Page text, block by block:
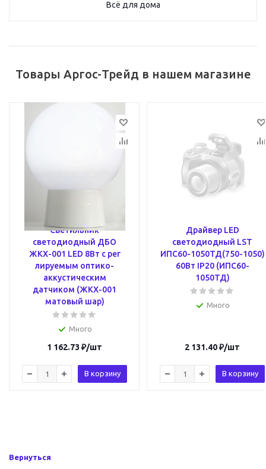
Всё для дома
Товары Аргос-Трейд в нашем магазине
Светильник
светодиодный ДБО
ЖКХ-001 LED 8Вт с рег
лируемым оптико-
аккустическим
датчиком (ЖКХ-001
матовый шар)
Много
1 162.73 ₽/шт
В корзину
Драйвер LED
светодиодный LST
ИПС60-1050ТД(750-1050)
60Вт IP20 (ИПС60-
1050ТД)
Много
2 131.40₽/шт
В корзину
Вернуться